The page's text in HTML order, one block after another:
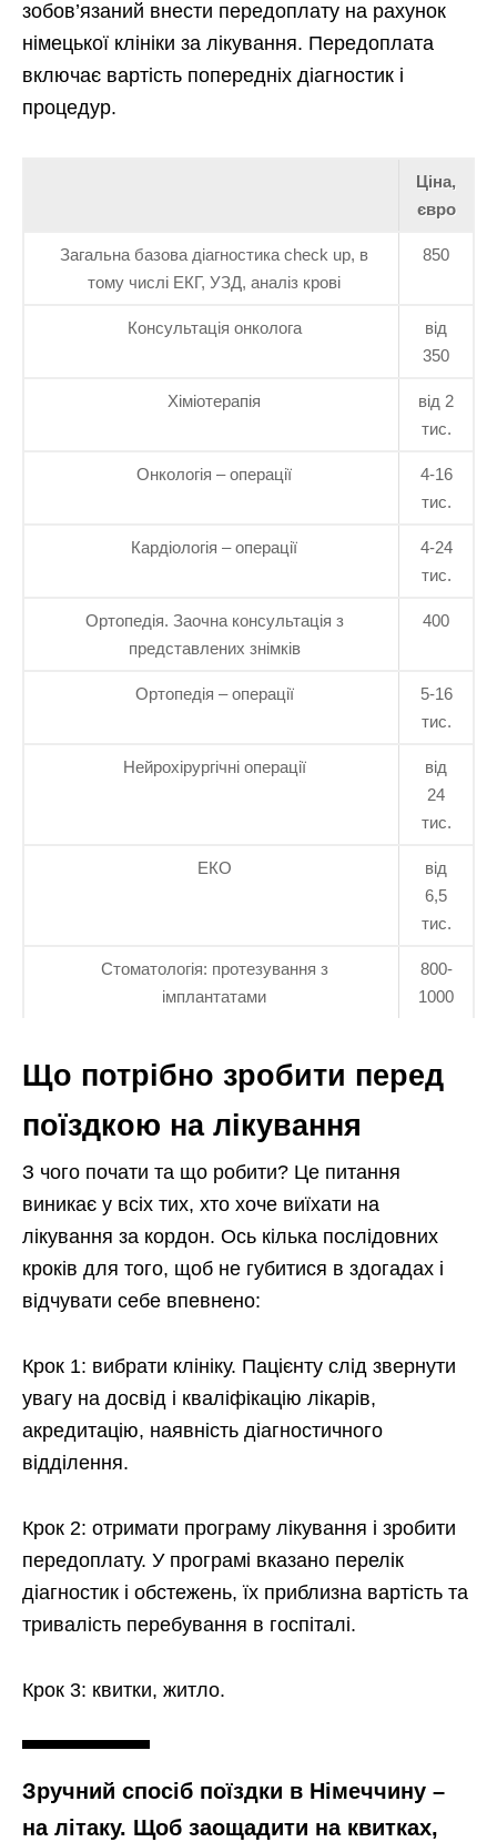
зобов’язаний внести передоплату на рахунок
німецької клініки за лікування. Передоплата
включає вартість попередніх діагностик і
процедур.
Ціна,
євро
Загальна базова діагностика check up, в
тому числі ЕКГ, УЗД, аналіз крові
850
Консультація онколога
від
350
Хіміотерапія
від 2
тис.
Онкологія – операції
4-16
тис.
Кардіологія – операції
4-24
тис.
Ортопедія. Заочна консультація з
представлених знімків
400
Ортопедія – операції
5-16
тис.
Нейрохірургічні операції
від
24
тис.
ЕКО
від
6,5
тис.
Стоматологія: протезування з
імплантатами
800-
1000
Що потрібно зробити перед
поїздкою на лікування
З чого почати та що робити? Це питання
виникає у всіх тих, хто хоче виїхати на
лікування за кордон. Ось кілька послідовних
кроків для того, щоб не губитися в здогадах і
відчувати себе впевнено:
Крок 1: вибрати клініку. Пацієнту слід звернути
увагу на досвід і кваліфікацію лікарів,
акредитацію, наявність діагностичного
відділення.
Крок 2: отримати програму лікування і зробити
передоплату. У програмі вказано перелік
діагностик і обстежень, їх приблизна вартість та
тривалість перебування в госпіталі.
Крок 3: квитки, житло.
Зручний спосіб поїздки в Німеччину –
на літаку. Щоб заощадити на квитках,